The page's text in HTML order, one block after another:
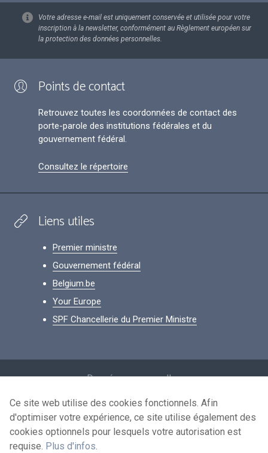
Votre adresse e-mail est uniquement conservée et utilisée pour votre
inscription à la newsletter, conformément au Règlement européen sur
la protection des données personnelles.
Points de contact
Retrouvez toutes les coordonnées de contact des
porte-parole des institutions fédérales et du
gouvernement fédéral.
Consultez le répertoire
Liens utiles
Premier ministre
Gouvernement fédéral
Belgium.be
Your Europe
SPF Chancellerie du Premier Ministre
Données personnelles
Conditions de réutilisation
Contactez-nous
Ce site web utilise des cookies fonctionnels. Afin
d'optimiser votre expérience, ce site utilise également des
cookies optionnels pour lesquels votre autorisation est
requise. Plus d'infos.